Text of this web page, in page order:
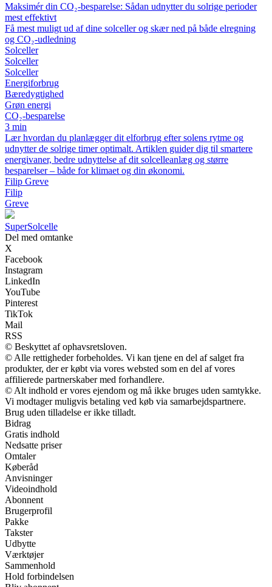
Maksimér din CO₂-besparelse: Sådan udnytter du solrige perioder
mest effektivt
Få mest muligt ud af dine solceller og skær ned på både elregning
og CO₂-udledning
Solceller
Solceller
Solceller
Energiforbrug
Bæredygtighed
Grøn energi
CO₂-besparelse
3 min
Lær hvordan du planlægger dit elforbrug efter solens rytme og
udnytter de solrige timer optimalt. Artiklen guider dig til smartere
energivaner, bedre udnyttelse af dit solcelleanlæg og større
besparelser – både for klimaet og din økonomi.
Filip Greve
Filip
Greve
SuperSolcelle
Del med omtanke
X
Facebook
Instagram
LinkedIn
YouTube
Pinterest
TikTok
Mail
RSS
© Beskyttet af ophavsretsloven.
© Alle rettigheder forbeholdes. Vi kan tjene en del af salget fra
produkter, der er købt via vores websted som en del af vores
affilierede partnerskaber med forhandlere.
© Alt indhold er vores ejendom og må ikke bruges uden samtykke.
Vi modtager muligvis betaling ved køb via samarbejdspartnere.
Brug uden tilladelse er ikke tilladt.
Bidrag
Gratis indhold
Nedsatte priser
Omtaler
Køberåd
Anvisninger
Videoindhold
Abonnent
Brugerprofil
Pakke
Takster
Udbytte
Værktøjer
Sammenhold
Hold forbindelsen